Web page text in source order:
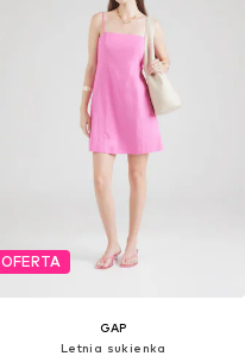
OFERTA
GAP
Letnia sukienka